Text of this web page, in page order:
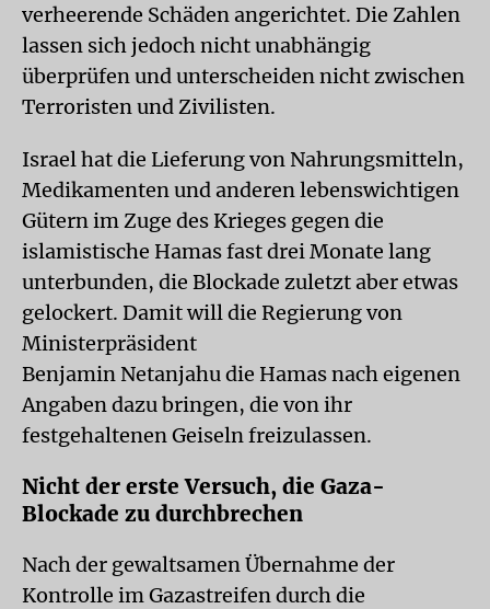
verheerende Schäden angerichtet. Die Zahlen
lassen sich jedoch nicht unabhängig
überprüfen und unterscheiden nicht zwischen
Terroristen und Zivilisten.
Israel hat die Lieferung von Nahrungsmitteln,
Medikamenten und anderen lebenswichtigen
Gütern im Zuge des Krieges gegen die
islamistische Hamas fast drei Monate lang
unterbunden, die Blockade zuletzt aber etwas
gelockert. Damit will die Regierung von
Ministerpräsident
Benjamin Netanjahu die Hamas nach eigenen
Angaben dazu bringen, die von ihr
festgehaltenen Geiseln freizulassen.
Nicht der erste Versuch, die Gaza-
Blockade zu durchbrechen
Nach der gewaltsamen Übernahme der
Kontrolle im Gazastreifen durch die